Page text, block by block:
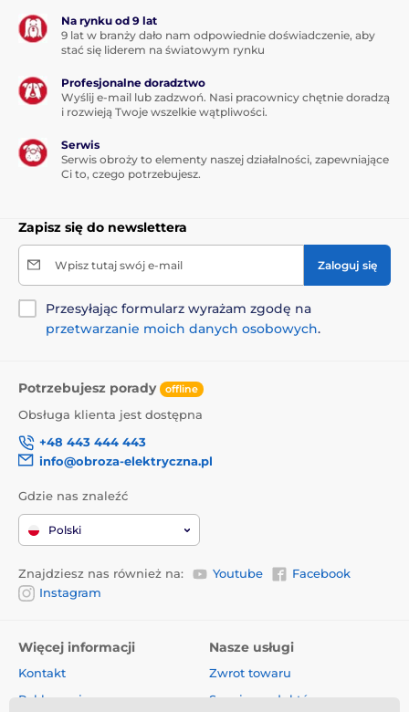
Na rynku od 9 lat
9 lat w branży dało nam odpowiednie doświadczenie, aby
stać się liderem na światowym rynku
Profesjonalne doradztwo
Wyślij e-mail lub zadzwoń. Nasi pracownicy chętnie doradzą
i rozwieją Twoje wszelkie wątpliwości.
Serwis
Serwis obroży to elementy naszej działalności, zapewniające
Ci to, czego potrzebujesz.
Zapisz się do newslettera
Wpisz tutaj swój e-mail Zaloguj się
Przesyłając formularz wyrażam zgodę na
przetwarzanie moich danych osobowych.
Potrzebujesz porady offline
Obsługa klienta jest dostępna
+48 443 444 443
info@obroza-elektryczna.pl
Gdzie nas znaleźć
Polski
Znajdziesz nas również na: Youtube
Facebook
Instagram
Więcej informacji
Kontakt
Reklamacje
Nasze usługi
Zwrot towaru
Serwis produktów